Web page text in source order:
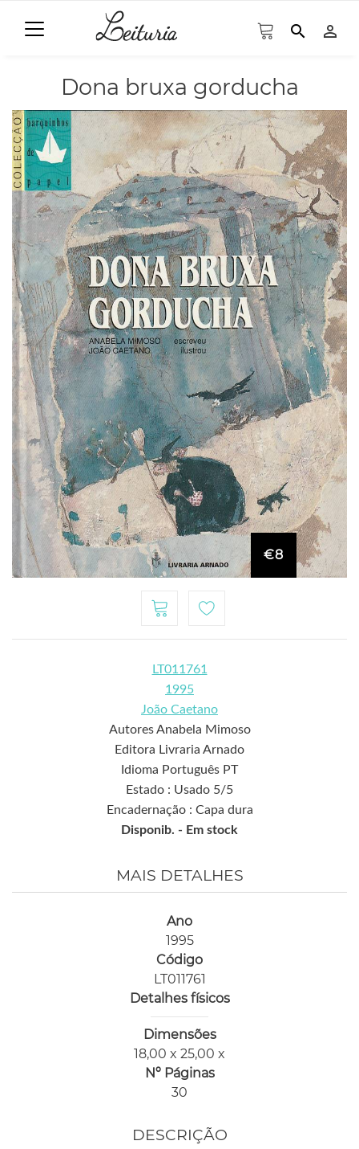
search person_outline
Dona bruxa gorducha
€8
LT011761
1995
João Caetano
Autores Anabela Mimoso
Editora Livraria Arnado
Idioma Português PT
Estado : Usado 5/5
Encadernação : Capa dura
Disponib. - Em stock
MAIS DETALHES
Ano
1995
Código
LT011761
Detalhes físicos
Dimensões
18,00 x 25,00 x
Nº Páginas
30
DESCRIÇÃO